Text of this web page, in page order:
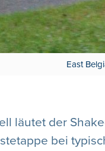
East
läutet der
bei